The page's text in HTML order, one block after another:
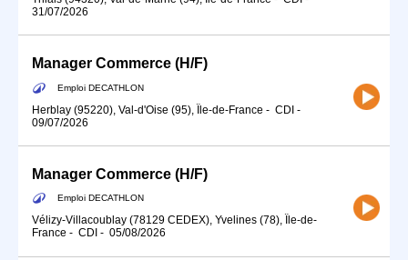
31/07/2026
Manager Commerce (H/F)
Emploi DECATHLON
Herblay (95220), Val-d'Oise (95), Île-de-France - CDI -
09/07/2026
Manager Commerce (H/F)
Emploi DECATHLON
Vélizy-Villacoublay (78129 CEDEX), Yvelines (78), Île-de-
France - CDI - 05/08/2026